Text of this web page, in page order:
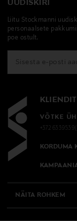
UUDISKIRI
Liitu Stockmanni
personaalsete
poe ostult.
VÕTKE
+372
KORDUMA
NÄITA ROHKEM